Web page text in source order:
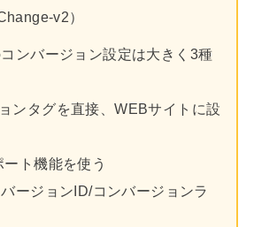
v2）
ンバージョン設定は大きく3種
ンタグを直接、WEBサイトに設
ト機能を使う
ージョンID/コンバージョンラ